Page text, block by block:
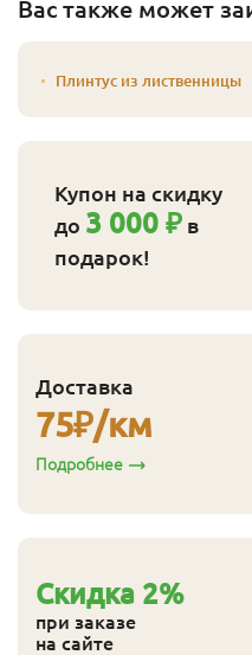
Вас также может
Плинтус из лиственницы
Купон на скидку
до 3 000 ₽ в
подарок!
Доставка
75₽/км
Подробнее
Cкидка 2%
при заказе
на сайте